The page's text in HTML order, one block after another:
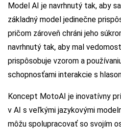
Model AI je navrhnutý tak, aby
základný model jedinečne
pričom zároveň chráni jeho
navrhnutý tak, aby mal
prispôsobuje vzorom a
schopnosťami interakcie s
Koncept MotoAI je inovatívny
v AI s veľkými jazykovými
môžu spolupracovať so svojím